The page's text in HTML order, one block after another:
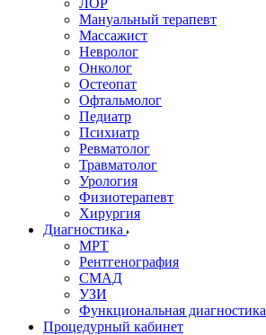
ЛОР
Мануальный терапевт
Массажист
Невролог
Онколог
Остеопат
Офтальмолог
Педиатр
Психиатр
Ревматолог
Травматолог
Урология
Физиотерапевт
Хирургия
Диагностика
МРТ
Рентгенография
СМАД
УЗИ
Функциональная диагностика
Процедурный кабинет